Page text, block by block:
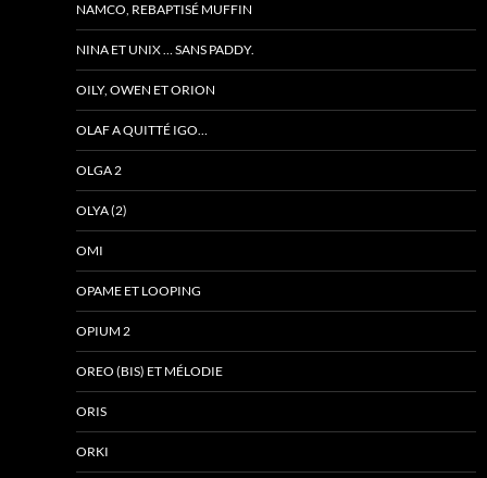
NAMCO, REBAPTISÉ MUFFIN
NINA ET UNIX … SANS PADDY.
OILY, OWEN ET ORION
OLAF A QUITTÉ IGO…
OLGA 2
OLYA (2)
OMI
OPAME ET LOOPING
OPIUM 2
OREO (BIS) ET MÉLODIE
ORIS
ORKI